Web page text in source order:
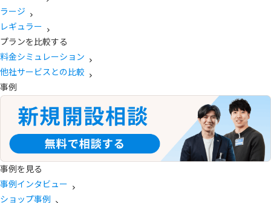
ラージ
レギュラー
プランを比較する
料金シミュレーション
他社サービスとの比較
事例
事例を見る
事例インタビュー
ショップ事例